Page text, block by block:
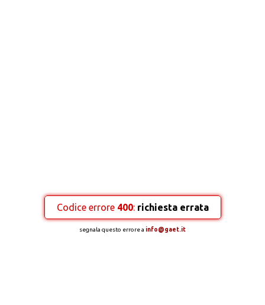
Codice errore 400: richiesta errata
segnala questo errore a info@gaet.it